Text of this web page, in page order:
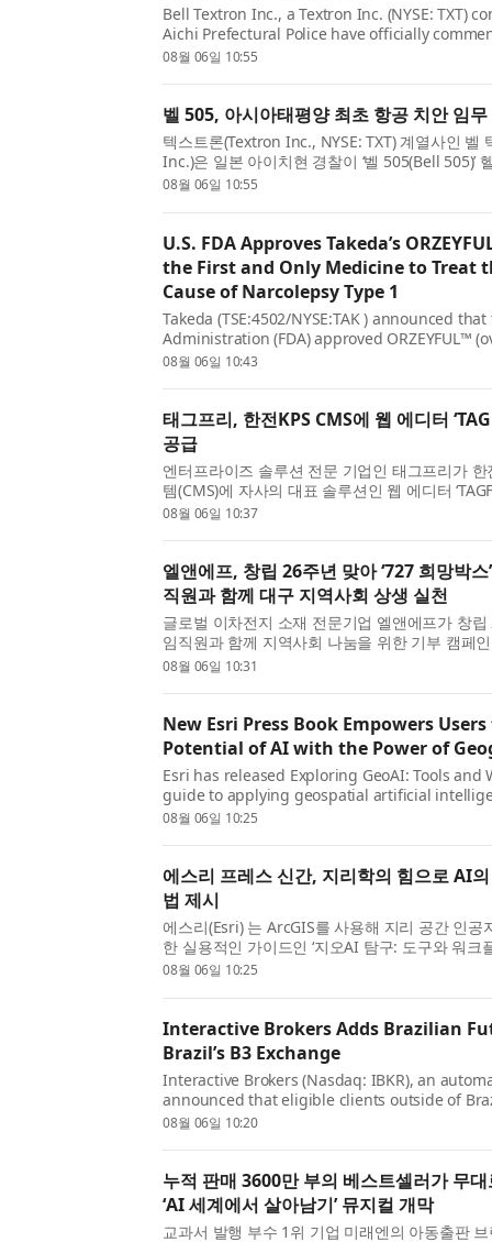
Bell Textron Inc., a Textron Inc. (NYSE: TXT)
Aichi Prefectural Police have officially
operations utilizing the Bell 505, marking a
08월 06일 10:55
벨 505, 아시아태평양 최초 항공 치안 임
텍스트론(Textron Inc., NYSE: TXT) 계열사인 벨
Inc.)은 일본 아이치현 경찰이 ‘벨 505(Bell 505)’
안 업무를 공식적으로 시작했다고 발표했다. 이
08월 06일 10:55
U.S. FDA Approves Takeda’s
the First and Only Medicine to Treat
Cause of Narcolepsy Type 1
Takeda (TSE:4502/NYSE:TAK ) announced
Administration (FDA) approved ORZEYFUL™
orexin receptor 2 (OX2R) agonist, for the
08월 06일 10:43
태그프리, 한전KPS CMS에 웹 에디터
공급
엔터프라이즈 솔루션 전문 기업인 태그프리가
템(CMS)에 자사의 대표 솔루션인 웹 에디터
급했다고 밝혔다. 이번 공급을 통해 한전KPS는
08월 06일 10:37
엘앤에프, 창립 26주년 맞아 ‘727 희망박
직원과 함께 대구 지역사회 상생 실천
글로벌 이차전지 소재 전문기업 엘앤에프가 창
임직원과 함께 지역사회 나눔을 위한 기부 캠페
구 달서구청에서 공식 물품 기탁식을 진행했다
08월 06일 10:31
New Esri Press Book Empowers
Potential of AI with the Power of
Esri has released Exploring GeoAI: Tools and
guide to applying geospatial artificial
ArcGIS. Designed for GIS professionals,
08월 06일 10:25
에스리 프레스 신간, 지리학의 힘으로 AI
법 제시
에스리(Esri) 는 ArcGIS를 사용해 지리 공간 인공
한 실용적인 가이드인 ‘지오AI 탐구: 도구와 워
Tools and Workflows) ’를 출간했다. GIS 전문가
08월 06일 10:25
Interactive Brokers Adds Brazilian
Brazil’s B3 Exchange
Interactive Brokers (Nasdaq: IBKR), an
announced that eligible clients outside of
Brazilian futures in addition to equities
08월 06일 10:20
누적 판매 3600만 부의 베스트셀러가 무
‘AI 세계에서 살아남기’ 뮤지컬 개막
교과서 발행 부수 1위 기업 미래엔의 아동출판